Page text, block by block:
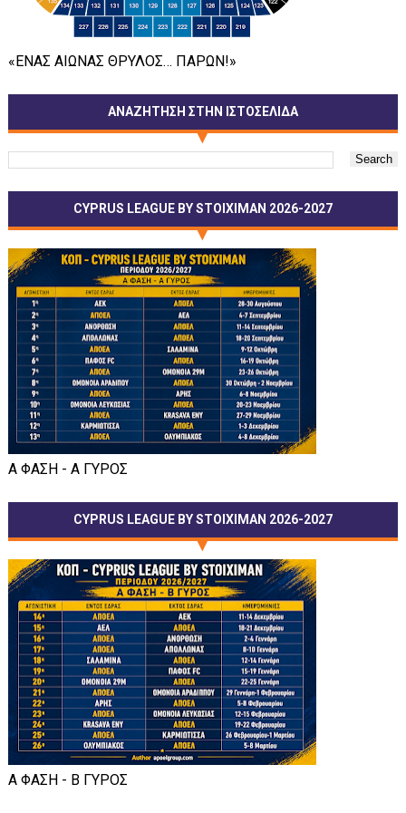
«ΕΝΑΣ ΑΙΩΝΑΣ ΘΡΥΛΟΣ… ΠΑΡΩΝ!»
ΑΝΑΖΗΤΗΣΗ ΣΤΗΝ ΙΣΤΟΣΕΛΙΔΑ
CYPRUS LEAGUE BY STOIXIMAN 2026-2027
Α ΦΑΣΗ - Α ΓΥΡΟΣ
CYPRUS LEAGUE BY STOIXIMAN 2026-2027
Α ΦΑΣΗ - Β ΓΥΡΟΣ